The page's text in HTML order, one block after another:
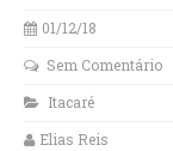
01/12/18
Sem Comentário
Itacaré
Elias Reis